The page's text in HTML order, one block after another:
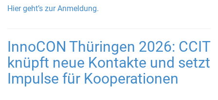
Hier geht’s zur Anmeldung.
InnoCON Thüringen 2026: CCIT
knüpft neue Kontakte und setzt
Impulse für Kooperationen